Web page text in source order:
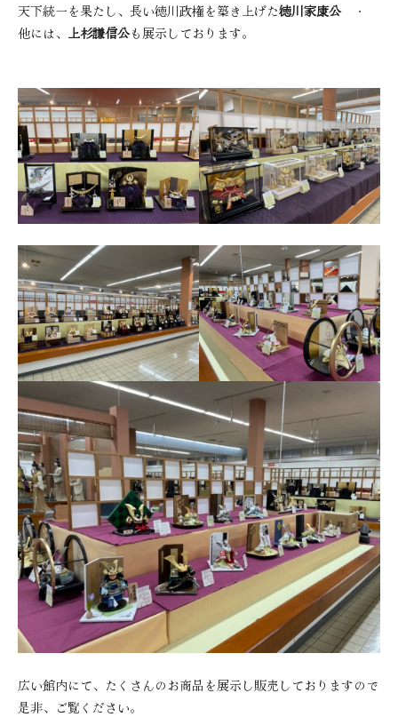
天下統一を果たし、長い徳川政権を築き上げた徳川家康公・
他には、 上杉謙信公も展示しております。
広い館内にて、たくさんのお商品を展示し販売しておりますので
是非、ご覧ください。